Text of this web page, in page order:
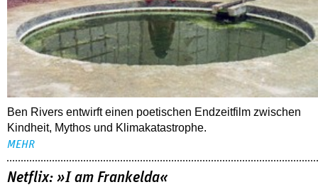
Ben Rivers entwirft einen poetischen Endzeitfilm zwischen
Kindheit, Mythos und Klimakatastrophe.
MEHR
Netflix: »I am Frankelda«